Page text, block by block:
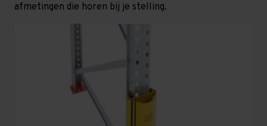
afmetingen die horen bij je stelling.